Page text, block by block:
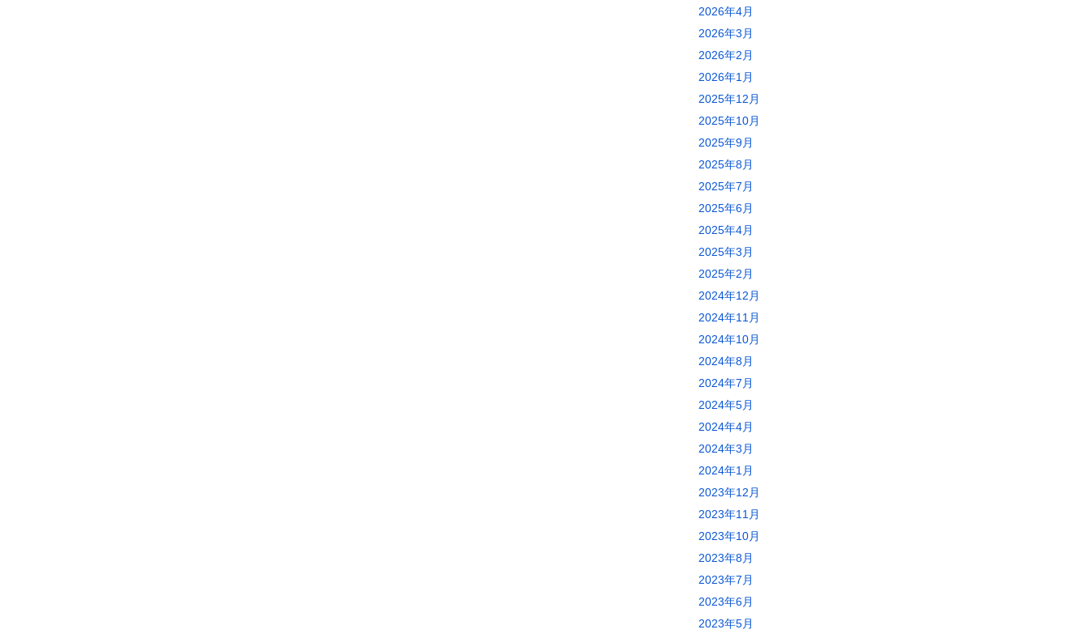
2026年4月
2026年3月
2026年2月
2026年1月
2025年12月
2025年10月
2025年9月
2025年8月
2025年7月
2025年6月
2025年4月
2025年3月
2025年2月
2024年12月
2024年11月
2024年10月
2024年8月
2024年7月
2024年5月
2024年4月
2024年3月
2024年1月
2023年12月
2023年11月
2023年10月
2023年8月
2023年7月
2023年6月
2023年5月